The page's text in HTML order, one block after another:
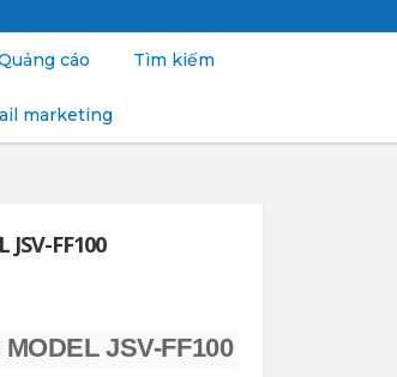
cáo Tìm kiếm
marketing
FF100
JSV-FF100